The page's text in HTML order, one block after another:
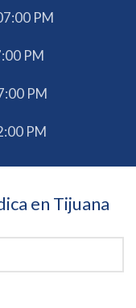
PM
PM
PM
PM
en Tijuana